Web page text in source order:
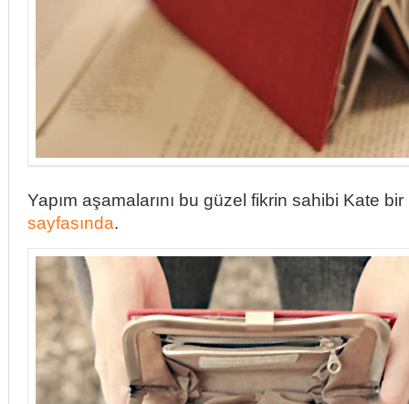
Yapım aşamalarını bu güzel fikrin sahibi Kate bir
sayfasında.